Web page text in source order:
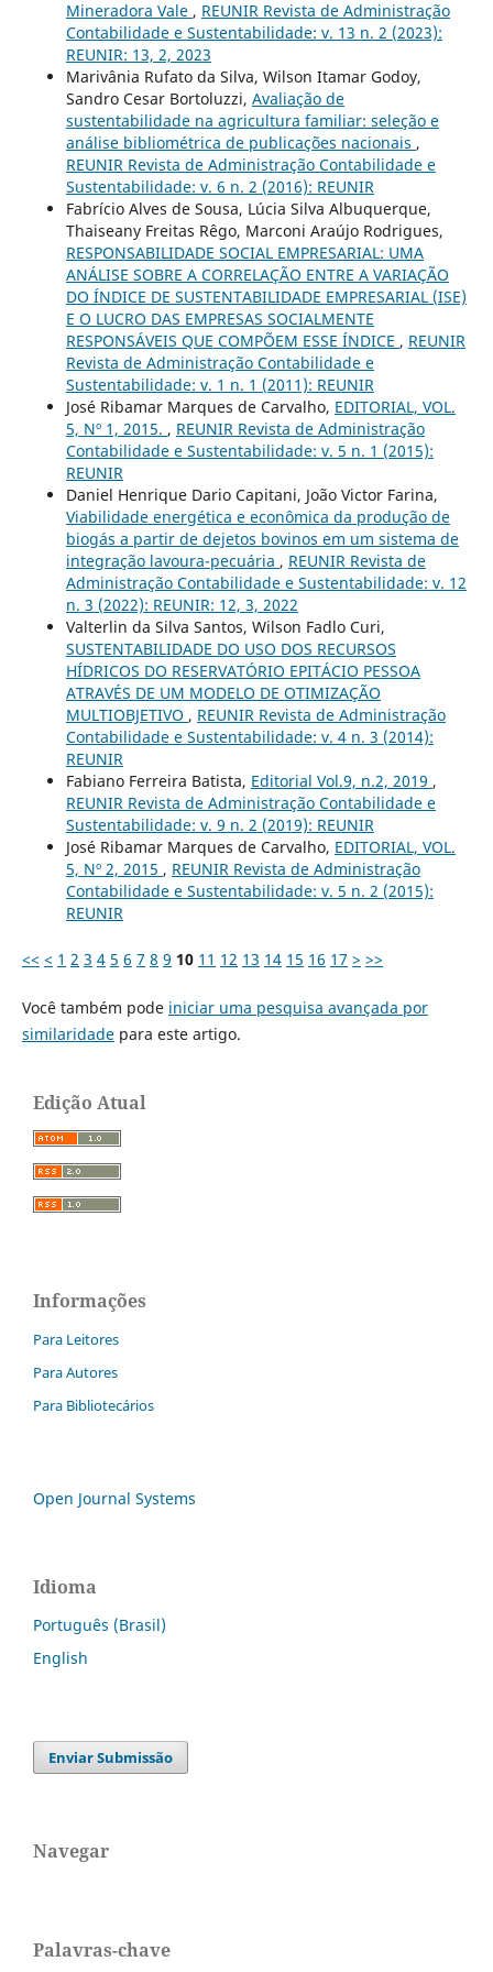
Mineradora Vale , REUNIR Revista de Administração
Contabilidade e Sustentabilidade: v. 13 n. 2 (2023):
REUNIR: 13, 2, 2023
Marivânia Rufato da Silva, Wilson Itamar Godoy,
Sandro Cesar Bortoluzzi, Avaliação de
sustentabilidade na agricultura familiar: seleção e
análise bibliométrica de publicações nacionais ,
REUNIR Revista de Administração Contabilidade e
Sustentabilidade: v. 6 n. 2 (2016): REUNIR
Fabrício Alves de Sousa, Lúcia Silva Albuquerque,
Thaiseany Freitas Rêgo, Marconi Araújo Rodrigues,
RESPONSABILIDADE SOCIAL EMPRESARIAL: UMA
ANÁLISE SOBRE A CORRELAÇÃO ENTRE A VARIAÇÃO
DO ÍNDICE DE SUSTENTABILIDADE EMPRESARIAL (ISE)
E O LUCRO DAS EMPRESAS SOCIALMENTE
RESPONSÁVEIS QUE COMPÕEM ESSE ÍNDICE , REUNIR
Revista de Administração Contabilidade e
Sustentabilidade: v. 1 n. 1 (2011): REUNIR
José Ribamar Marques de Carvalho, EDITORIAL, VOL.
5, Nº 1, 2015. , REUNIR Revista de Administração
Contabilidade e Sustentabilidade: v. 5 n. 1 (2015):
REUNIR
Daniel Henrique Dario Capitani, João Victor Farina,
Viabilidade energética e econômica da produção de
biogás a partir de dejetos bovinos em um sistema de
integração lavoura-pecuária , REUNIR Revista de
Administração Contabilidade e Sustentabilidade: v. 12
n. 3 (2022): REUNIR: 12, 3, 2022
Valterlin da Silva Santos, Wilson Fadlo Curi,
SUSTENTABILIDADE DO USO DOS RECURSOS
HÍDRICOS DO RESERVATÓRIO EPITÁCIO PESSOA
ATRAVÉS DE UM MODELO DE OTIMIZAÇÃO
MULTIOBJETIVO , REUNIR Revista de Administração
Contabilidade e Sustentabilidade: v. 4 n. 3 (2014):
REUNIR
Fabiano Ferreira Batista, Editorial Vol.9, n.2, 2019 ,
REUNIR Revista de Administração Contabilidade e
Sustentabilidade: v. 9 n. 2 (2019): REUNIR
José Ribamar Marques de Carvalho, EDITORIAL, VOL.
5, Nº 2, 2015 , REUNIR Revista de Administração
Contabilidade e Sustentabilidade: v. 5 n. 2 (2015):
REUNIR
<< < 1 2 3 4 5 6 7 8 9 10 11 12 13 14 15 16 17 > >>
Você também pode iniciar uma pesquisa avançada por
similaridadepara este artigo.
Edição Atual
Informações
Para Leitores
Para Autores
Para Bibliotecários
Open Journal Systems
Idioma
Português (Brasil)
English
Enviar Submissão
Navegar
Palavras-chave